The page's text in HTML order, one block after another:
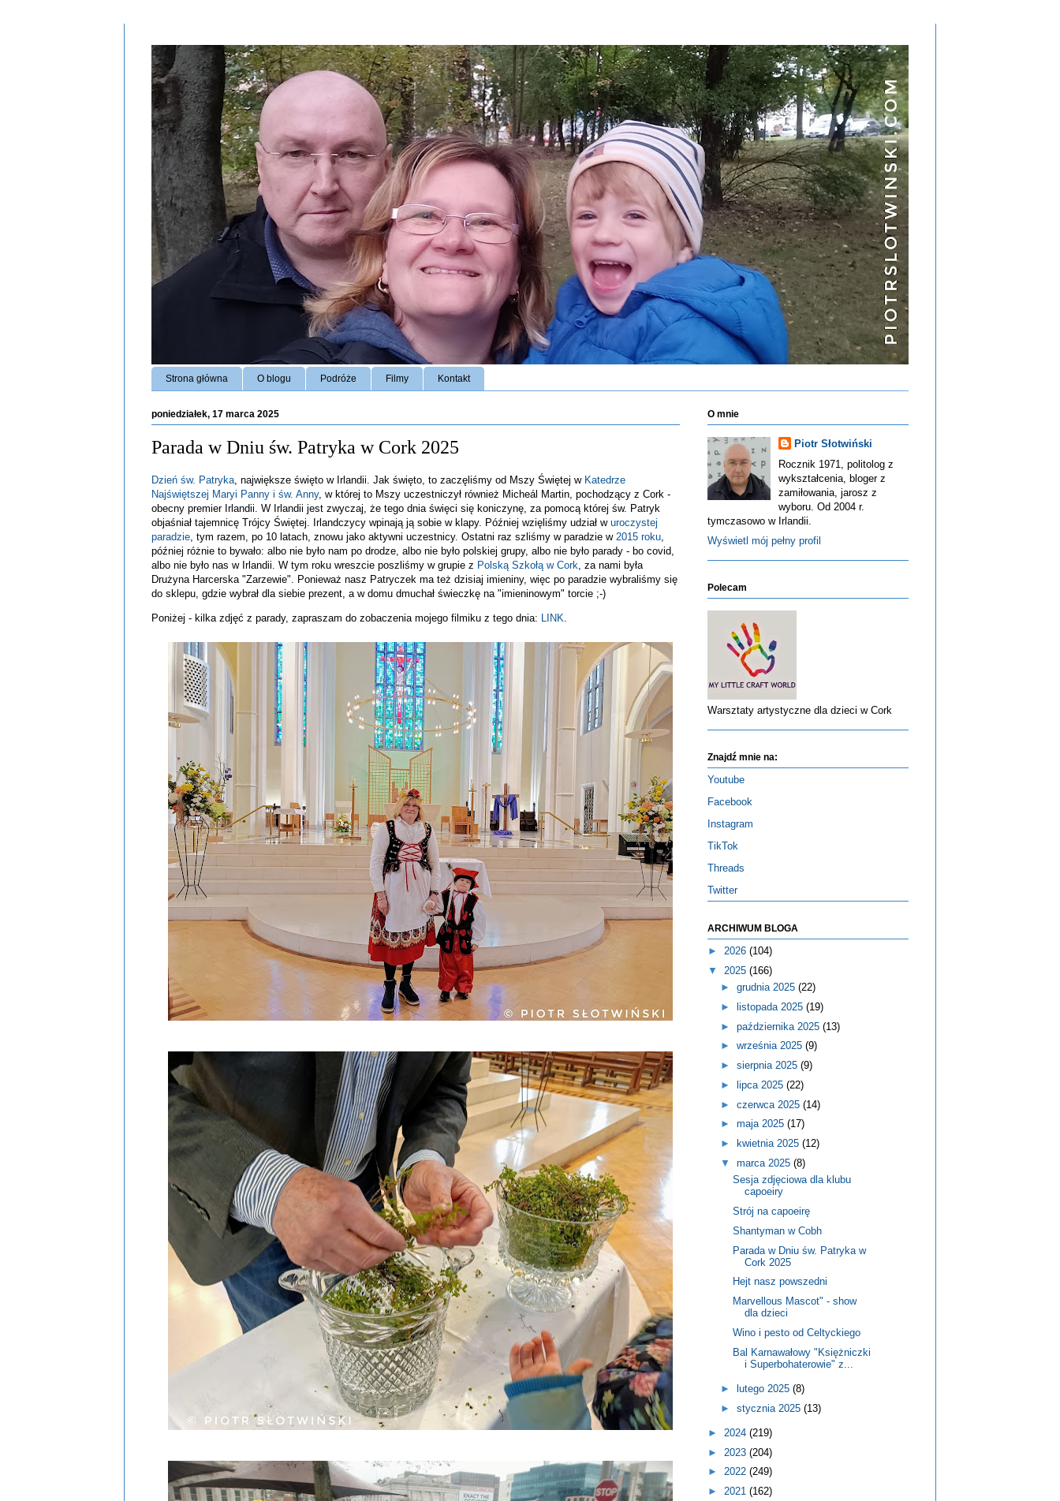
Strona główna O blogu Podróże Filmy Kontakt
poniedziałek, 17 marca 2025
Parada w Dniu św. Patryka w Cork 2025
Dzień św. Patryka, największe święto w Irlandii. Jak święto, to zaczęliśmy od Mszy Świętej w Katedrze
Najświętszej Maryi Panny i św. Anny, w której to Mszy uczestniczył również Micheál Martin, pochodzący z Cork -
obecny premier Irlandii. W Irlandii jest zwyczaj, że tego dnia święci się koniczynę, za pomocą której św. Patryk
objaśniał tajemnicę Trójcy Świętej. Irlandczycy wpinają ją sobie w klapy. Później wzięliśmy udział w uroczystej
paradzie, tym razem, po 10 latach, znowu jako aktywni uczestnicy. Ostatni raz szliśmy w paradzie w 2015 roku,
później różnie to bywało: albo nie było nam po drodze, albo nie było polskiej grupy, albo nie było parady - bo covid,
albo nie było nas w Irlandii. W tym roku wreszcie poszliśmy w grupie z Polską Szkołą w Cork, za nami była
Drużyna Harcerska "Zarzewie". Ponieważ nasz Patryczek ma też dzisiaj imieniny, więc po paradzie wybraliśmy się
do sklepu, gdzie wybrał dla siebie prezent, a w domu dmuchał świeczkę na "imieninowym" torcie ;-)
Poniżej - kilka zdjęć z parady, zapraszam do zobaczenia mojego filmiku z tego dnia: LINK.
O mnie
Piotr Słotwiński
Rocznik 1971, politolog z
wykształcenia, bloger z
zamiłowania, jarosz z
wyboru. Od 2004 r.
tymczasowo w Irlandii.
Wyświetl mój pełny profil
Polecam
Warsztaty artystyczne dla dzieci w Cork
Znajdź mnie na:
Youtube
Facebook
Instagram
TikTok
Threads
Twitter
ARCHIWUM BLOGA
► 2026 (104)
▼ 2025 (166)
► grudnia 2025 (22)
►
listopada 2025 (19)
► października 2025 (13)
► września 2025 (9)
► sierpnia 2025 (9)
►
lipca 2025 (22)
► czerwca 2025 (14)
► maja 2025 (17)
►
kwietnia 2025 (12)
▼ marca 2025 (8)
Sesja zdjęciowa dla klubu
capoeiry
Strój na capoeirę
Shantyman w Cobh
Parada w Dniu św. Patryka w
Cork 2025
Hejt nasz powszedni
Marvellous Mascot" - show
dla dzieci
Wino i pesto od Celtyckiego
Bal Karnawałowy "Księżniczki
i Superbohaterowie" z...
► lutego 2025 (8)
► stycznia 2025 (13)
► 2024 (219)
► 2023 (204)
► 2022 (249)
► 2021 (162)